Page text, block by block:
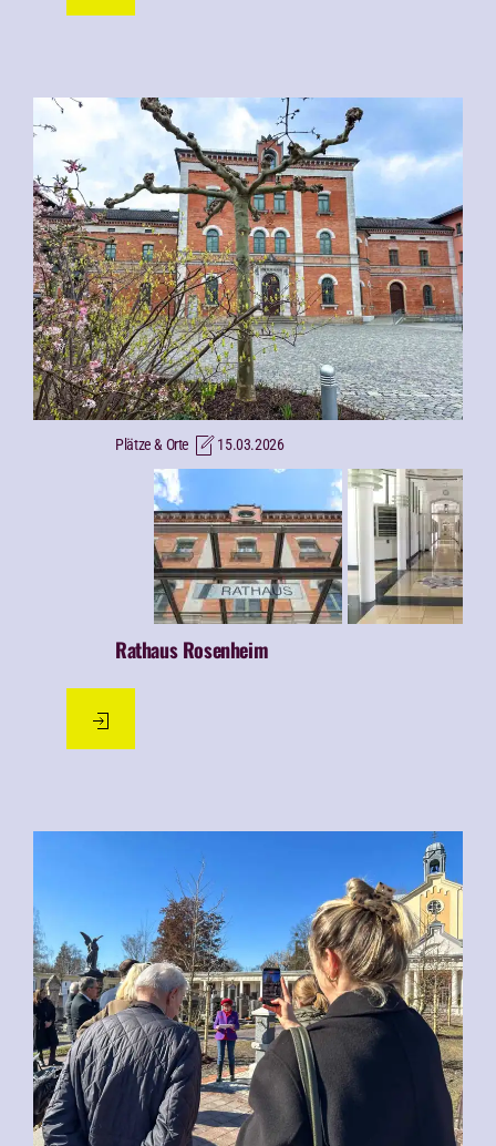
Plätze & Orte 15.03.2026
Rathaus Rosenheim